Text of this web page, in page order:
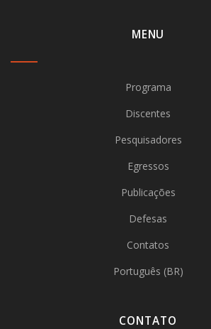
MENU
Programa
Discentes
Pesquisadores
Egressos
Publicações
Defesas
Contatos
Português (BR)
CONTATO